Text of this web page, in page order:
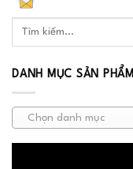
DANH MỤC SẢN PHẨM
Chọn danh mục